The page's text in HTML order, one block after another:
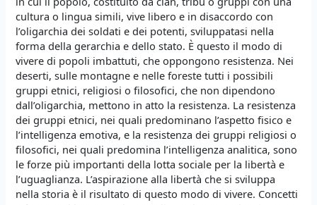
cultura o lingua simili, vive libero e in disaccordo con
l’oligarchia dei soldati e dei potenti, sviluppatasi nella
forma della gerarchia e dello stato. È questo il modo di
vivere di popoli imbattuti, che oppongono resistenza. Nei
deserti, sulle montagne e nelle foreste tutti i possibili
gruppi etnici, religiosi o filosofici, che non dipendono
dall’oligarchia, mettono in atto la resistenza. La resistenza
dei gruppi etnici, nei quali predominano l’aspetto fisico e
l’intelligenza emotiva, e la resistenza dei gruppi religiosi o
filosofici, nei quali predomina l’intelligenza analitica, sono
le forze più importanti della lotta sociale per la libertà e
l’uguaglianza. L’aspirazione alla libertà che si sviluppa
nella storia è il risultato di questo modo di vivere. Concetti